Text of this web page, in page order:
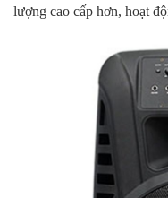
lượng cao cấp hơn, hoạt